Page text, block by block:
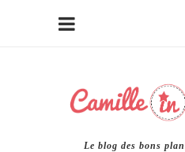
Le blog des bons